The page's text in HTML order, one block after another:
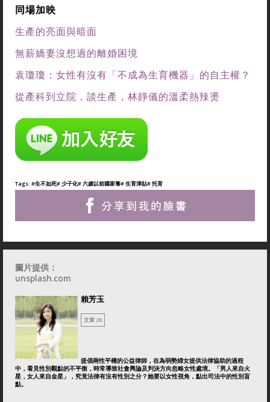
同場加映
生產的亮面與暗面
無薪嬌妻沒想過的離婚困境
袁瓊瓊：女性有沒有「不成為生育機器」的自主權？
從產科到立院，談生產，林靜儀的溫柔熱辣燙
Tags: #生不如死# 少子化# 六歲以前國家養# 生育津貼# 托育
圖片提供：
unsplash.com
賴芳玉
文章 28
提倡兩性平權的公益律師，在為弱勢婦女提供法律協助的過程
中，看見性別觀點的不平衡，時常導致社會輿論及判決方向忽略女性處境。「男人來自火
星，女人來自金星」，究竟法律有沒有性別之分？她要以女性視角，點出司法中的性別盲
點。